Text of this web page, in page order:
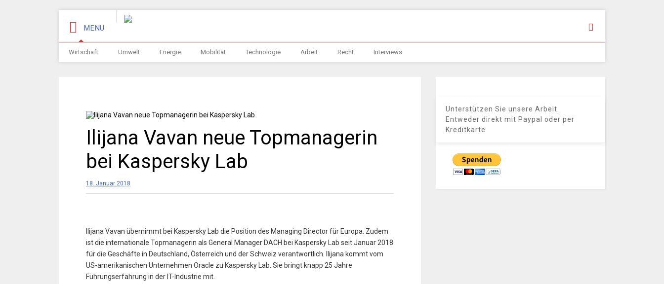
MENU
Wirtschaft Umwelt Energie Mobilität Technologie Arbeit Recht Interviews
Ilijana Vavan neue Topmanagerin
bei Kaspersky Lab
18. Januar 2018
Ilijana Vavan übernimmt bei Kaspersky Lab die Position des Managing Director für Europa. Zudem
ist die internationale Topmanagerin als General Manager DACH bei Kaspersky Lab seit Januar 2018
für die Geschäfte in Deutschland, Österreich und der Schweiz verantwortlich. Ilijana kommt vom
US-amerikanischen Unternehmen Oracle zu Kaspersky Lab. Sie bringt knapp 25 Jahre
Führungserfahrung in der IT-Industrie mit.
Unterstützen Sie unsere Arbeit.
Entweder direkt mit Paypal oder per
Kreditkarte